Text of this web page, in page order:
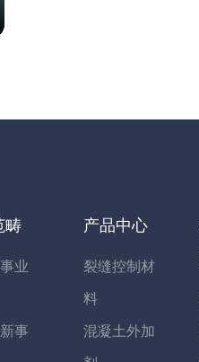
畴
业
事
产品中心
裂缝控制材
料
混凝土外加